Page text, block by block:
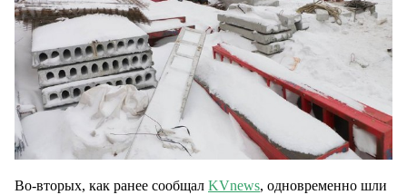
Во-вторых, как ранее сообщал KVnews, одновременно шли